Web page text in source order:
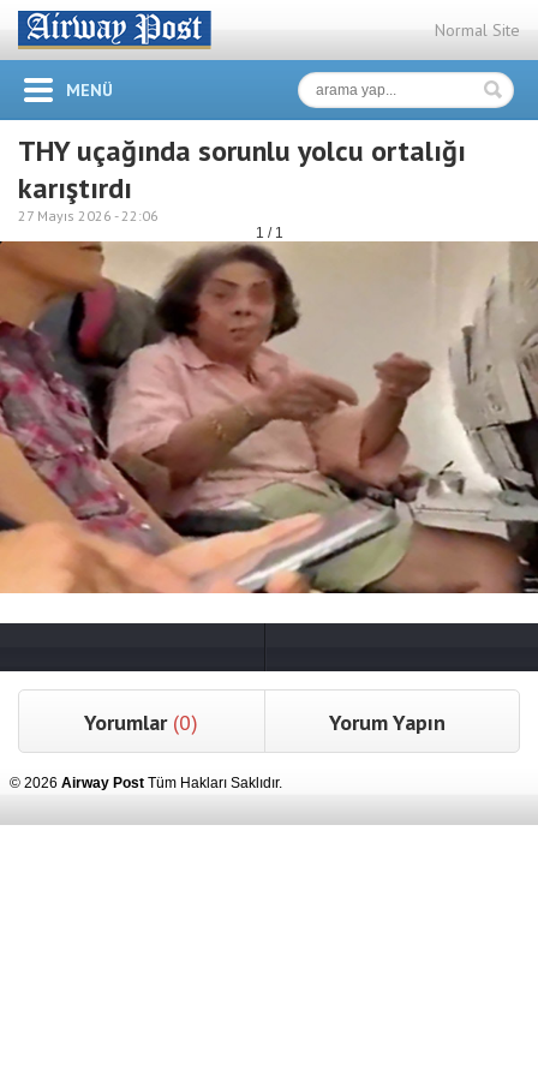
Normal Site
MENÜ
THY uçağında sorunlu yolcu ortalığı
karıştırdı
27 Mayıs 2026 -22:06
1 / 1
Yorumlar (0) Yorum Yapın
© 2026 Airway Post Tüm Hakları Saklıdır.